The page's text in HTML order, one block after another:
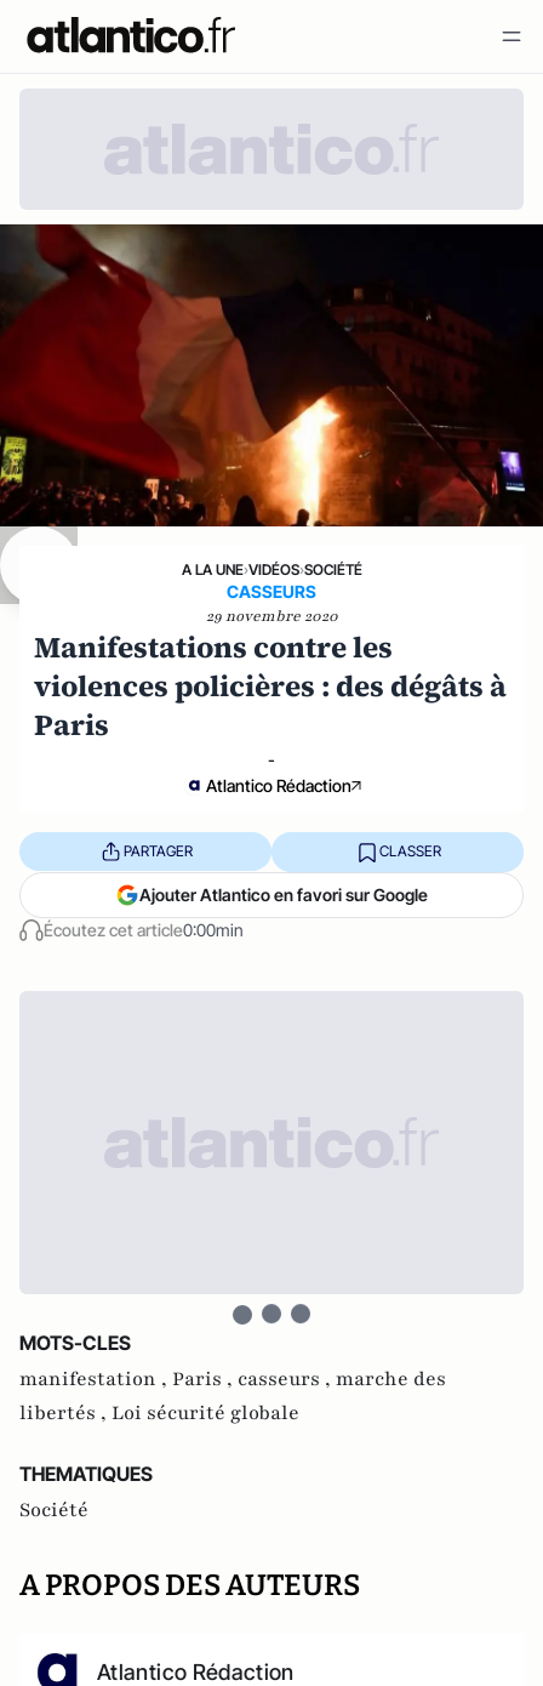
A LA UNE›VIDÉOS›SOCIÉTÉ
CASSEURS
29 novembre 2020
Manifestations contre les
violences policières : des dégâts à
Paris
-
Atlantico Rédaction
Écoutez cet article0:00min
PARTAGER CLASSER
Ajouter Atlantico en favori sur Google
MOTS-CLES
manifestation , Paris , casseurs , marche des
libertés , Loi sécurité globale
THEMATIQUES
Société
A PROPOS DES AUTEURS
Atlantico Rédaction